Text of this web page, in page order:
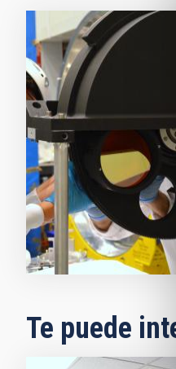
Te puede